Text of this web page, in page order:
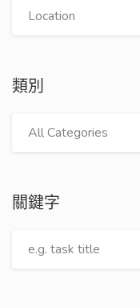
類別
All Categories
關鍵字